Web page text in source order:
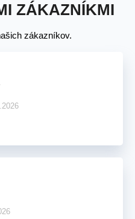
ZÁKAZNÍKMI
zákazníkov.